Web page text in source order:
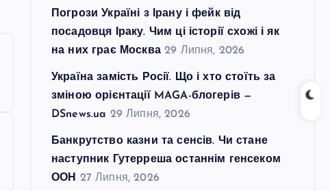
Погрози Україні з Ірану і фейк від
посадовця Іраку. Чим ці історії схожі і як
на них грає Москва 29 Липня, 2026
Україна замість Росії. Що і хто стоїть за
зміною орієнтації MAGA-блогерів —
DSnews.ua 29 Липня, 2026
Банкрутство казни та сенсів. Чи стане
наступник Гутерреша останнім генсеком
ООН 27 Липня, 2026